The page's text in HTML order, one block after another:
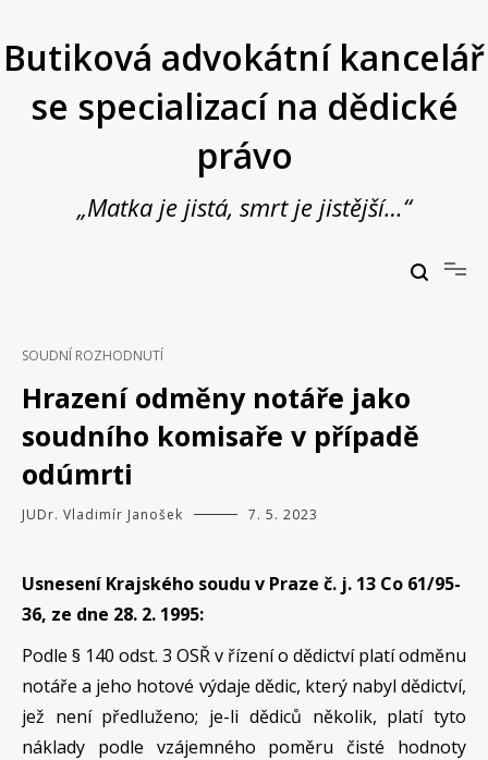
obsah
Butiková advokátní kancelář
se specializací na dědické
právo
„Matka je jistá, smrt je jistější…“
SOUDNÍ ROZHODNUTÍ
Hrazení odměny notáře jako
soudního komisaře v případě
odúmrti
JUDr. Vladimír Janošek 7. 5. 2023
Usnesení Krajského soudu v Praze č. j. 13 Co 61/95-
36, ze dne 28. 2. 1995:
Podle § 140 odst. 3 OSŘ v řízení o dědictví platí odměnu
notáře a jeho hotové výdaje dědic, který nabyl dědictví,
jež není předluženo; je-li dědiců několik, platí tyto
náklady podle vzájemného poměru čisté hodnoty